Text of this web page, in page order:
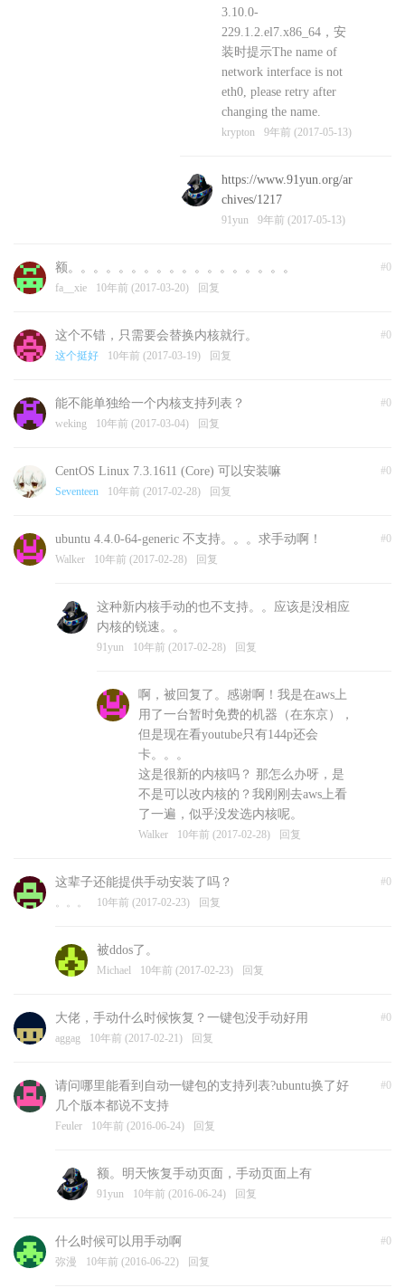
3.10.0-
229.1.2.el7.x86_64，安
装时提示The name of
network interface is not
eth0, please retry after
changing the name.
krypton 9年前 (2017-05-13)
https://www.91yun.org/ar
chives/1217
91yun 9年前 (2017-05-13)
#0
额。。。。。。。。。。。。。。。。。。
fa__xie 10年前 (2017-03-20) 回复
#0
这个不错，只需要会替换内核就行。
这个挺好 10年前 (2017-03-19) 回复
#0
能不能单独给一个内核支持列表？
weking 10年前 (2017-03-04) 回复
#0
CentOS Linux 7.3.1611 (Core) 可以安装嘛
Seventeen 10年前 (2017-02-28) 回复
#0
ubuntu 4.4.0-64-generic 不支持。。。求手动啊！
Walker 10年前 (2017-02-28) 回复
这种新内核手动的也不支持。。应该是没相应
内核的锐速。。
91yun 10年前 (2017-02-28) 回复
啊，被回复了。感谢啊！我是在aws上
用了一台暂时免费的机器（在东京），
但是现在看youtube只有144p还会
卡。。。
这是很新的内核吗？ 那怎么办呀，是
不是可以改内核的？我刚刚去aws上看
了一遍，似乎没发选内核呢。
Walker 10年前 (2017-02-28) 回复
#0
这辈子还能提供手动安装了吗？
。。。 10年前 (2017-02-23) 回复
被ddos了。
Michael 10年前 (2017-02-23) 回复
#0
大佬，手动什么时候恢复？一键包没手动好用
aggag 10年前 (2017-02-21) 回复
#0
请问哪里能看到自动一键包的支持列表?ubuntu换了好
几个版本都说不支持
Feuler 10年前 (2016-06-24) 回复
额。明天恢复手动页面，手动页面上有
91yun 10年前 (2016-06-24) 回复
#0
什么时候可以用手动啊
弥漫 10年前 (2016-06-22) 回复